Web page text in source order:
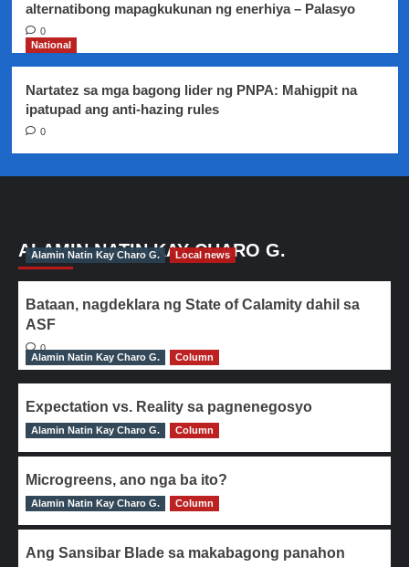
alternatibong mapagkukunan ng enerhiya – Palasyo
0
National
Nartatez sa mga bagong lider ng PNPA: Mahigpit na
ipatupad ang anti-hazing rules
0
ALAMIN NATIN KAY CHARO G.
Alamin Natin Kay Charo G. Local news
Bataan, nagdeklara ng State of Calamity dahil sa
ASF
0
Alamin Natin Kay Charo G.
Column
Expectation vs. Reality sa pagnenegosyo
0
Alamin Natin Kay Charo G. Column
Microgreens, ano nga ba ito?
0
Alamin Natin Kay Charo G. Column
Ang Sansibar Blade sa makabagong panahon